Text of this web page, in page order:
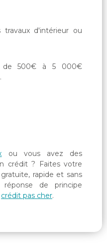
travaux d'intérieur ou
de 500€ à 5 000€
ou vous avez des
crédit ? Faites votre
gratuite, rapide et sans
de principe
crédit pas cher.